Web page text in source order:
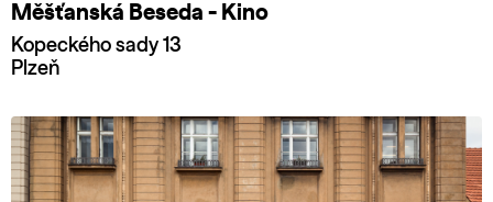
Měšťanská Beseda - Kino
Kopeckého sady 13
Plzeň